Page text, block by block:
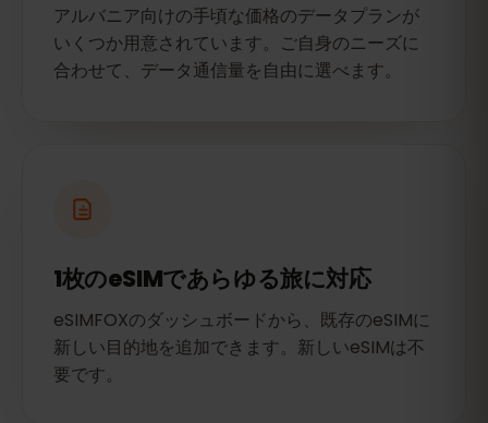
アルバニア向けの手頃な価格のデータプランが
いくつか用意されています。ご自身のニーズに
合わせて、データ通信量を自由に選べます。
1枚のeSIMであらゆる旅に対応
eSIMFOXのダッシュボードから、既存のeSIMに
新しい目的地を追加できます。新しいeSIMは不
要です。